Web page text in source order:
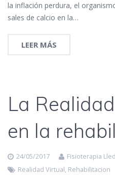
la inflación perdura, el
sales de calcio en la…
LEER MÁS
La
en la
24/05/2017 Fisioterapia
Realidad Virtual, Rehabilitacion